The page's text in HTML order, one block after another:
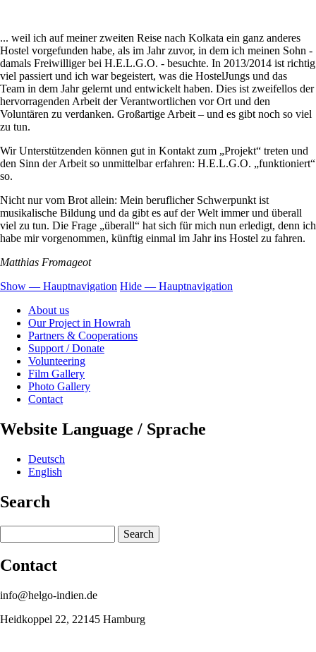
... weil ich auf meiner zweiten Reise nach Kolkata ein ganz anderes
Hostel vorgefunden habe, als im Jahr zuvor, in dem ich meinen Sohn -
damals Freiwilliger bei H.E.L.G.O. - besuchte. In 2013/2014 ist richtig
viel passiert und ich war begeistert, was die HostelJungs und das
Team in dem Jahr gelernt und entwickelt haben. Dies ist zweifellos der
hervorragenden Arbeit der Verantwortlichen vor Ort und den
Voluntären zu verdanken. Großartige Arbeit – und es gibt noch so viel
zu tun.
Wir Unterstützenden können gut in Kontakt zum „Projekt“ treten und
den Sinn der Arbeit so unmittelbar erfahren: H.E.L.G.O. „funktioniert“
so.
Nicht nur vom Brot allein: Mein beruflicher Schwerpunkt ist
musikalische Bildung und da gibt es auf der Welt immer und überall
viel zu tun. Die Frage „überall“ hat sich für mich nun erledigt, denn ich
habe mir vorgenommen, künftig einmal im Jahr ins Hostel zu fahren.
Matthias Fromageot
Hauptnavigation
Show — Hauptnavigation Hide — Hauptnavigation
About us
Our Project in Howrah
Partners & Cooperations
Support / Donate
Volunteering
Film Gallery
Photo Gallery
Contact
Website Language / Sprache
Deutsch
English
Search
Contact
info@helgo-indien.de
Heidkoppel 22, 22145 Hamburg